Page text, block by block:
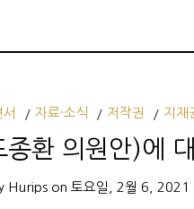
자료·소식 저작권 지재
환 의원안)에
Hurips on 토요일, 2월 6, 2021